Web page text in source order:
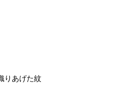
りあげた紋